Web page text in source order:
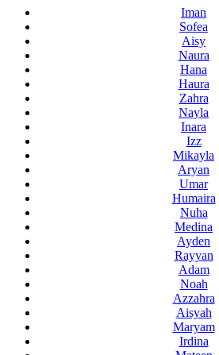
Iman
Sofea
Aisy
Naura
Hana
Haura
Zahra
Nayla
Inara
Izz
Mikayla
Aryan
Umar
Humaira
Nuha
Medina
Ayden
Rayyan
Adam
Noah
Azzahra
Aisyah
Maryam
Irdina